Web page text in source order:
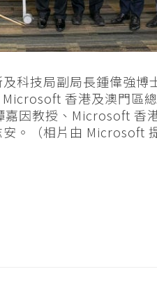
科技局副局長鍾偉強博
香港及澳門區
因教授、Microsoft 香
。（相片由 Microsoft 提